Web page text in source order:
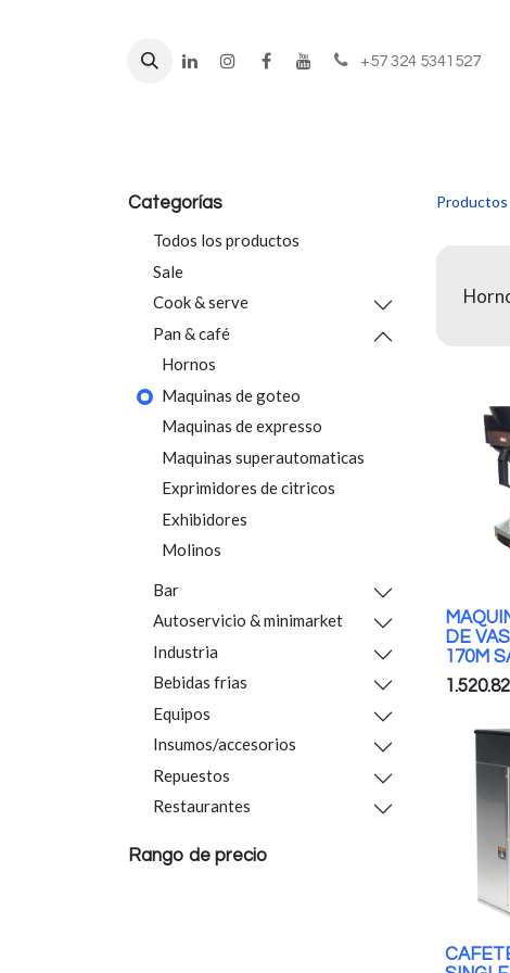
+57 324 5341527
Categorías
Todos los productos
Sale
Cook & serve
Pan & café
Hornos
Maquinas de goteo
Maquinas de expresso
Maquinas superautomaticas
Exprimidores de citricos
Exhibidores
Molinos
Bar
Autoservicio & minimarket
Industria
Bebidas frias
Equipos
Insumos/accesorios
Repuestos
Restaurantes
Rango de precio
Productos
DE
170M